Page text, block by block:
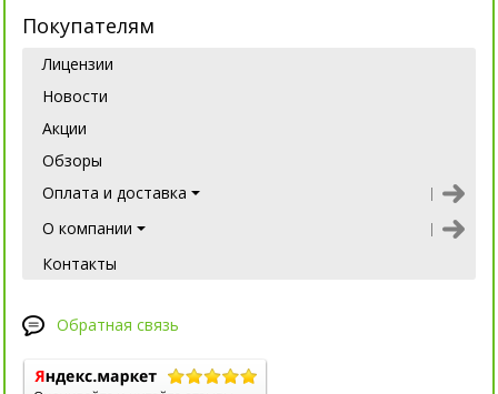
Покупателям
Лицензии
Новости
Акции
Обзоры
Оплата и доставка
О компании
Контакты
Обратная связь